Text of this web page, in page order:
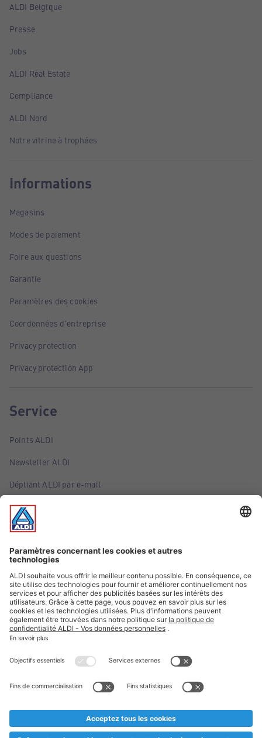
ALDI Belgique
Presse
Jobs
ALDI Real Estate
Compliance
ALDI Nord
Notre vitrine à trophées
Informations
Magasins
Modes de paiement
Foire aux questions
Garantie
Paramètres des cookies
Coordonnées d'entreprise
Privacy protection
Privacy protection App
Service
Points ALDI
Newsletter ALDI
Dépliant ALDI par e-mail
Offres
Infos essentielles
Suivez ALDI Belgique
Textes marqués d'un astérisque et mentions légales
* Nous vendons ces articles temporairement et jusqu'à
au cas où, malgré le planning bien étudié, nous serions
prématurément en rupture de stock. Prix Recupel et TVA incl.
** Sur ce site, l’utilisation de la forme masculine a été adoptée